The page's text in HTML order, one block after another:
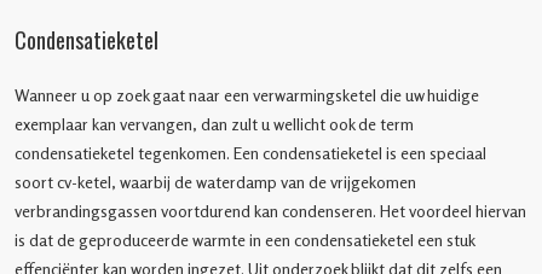
Condensatieketel
Wanneer u op zoek gaat naar een verwarmingsketel die uw huidige
exemplaar kan vervangen, dan zult u wellicht ook de term
condensatieketel tegenkomen. Een condensatieketel is een speciaal
soort cv-ketel, waarbij de waterdamp van de vrijgekomen
verbrandingsgassen voortdurend kan condenseren. Het voordeel hiervan
is dat de geproduceerde warmte in een condensatieketel een stuk
effenciënter kan worden ingezet. Uit onderzoek blijkt dat dit zelfs een